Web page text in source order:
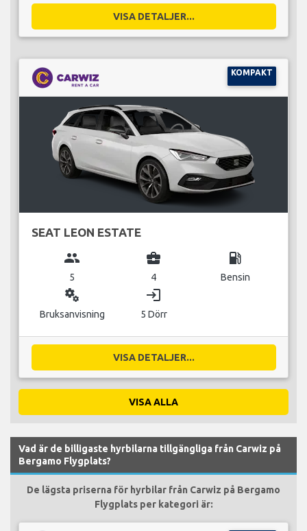
VISA DETALJER...
KOMPAKT
SEAT LEON ESTATE
group
5
business_center
4
local_gas_station
Bensin
miscellaneous_services
Bruksanvisning
login
5 Dörr
VISA DETALJER...
VISA ALLA
Vad är de billigaste hyrbilarna tillgängliga från Carwiz på
Bergamo Flygplats?
De lägsta priserna för hyrbilar från Carwiz på Bergamo
Flygplats per kategori är: